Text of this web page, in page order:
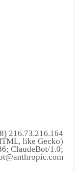
8)
like Gecko)
ClaudeBot/1.0;